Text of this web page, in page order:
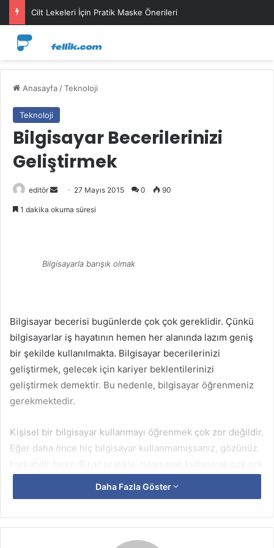
Cilt Lekeleri İçin Pratik Maske Önerileri
Anasayfa /Teknoloji
Teknoloji
Bilgisayar Becerilerinizi
Geliştirmek
editör
Bir
27 Mayıs 2015 0 90
1 dakika okuma süresi
Bilgisayarla barışık olmak
Bilgisayar becerisi bugünlerde çok çok gereklidir. Çünkü
bilgisayarlar iş hayatının hemen her alanında lazım geniş
bir şekilde kullanılmakta. Bilgisayar becerilerinizi
geliştirmek, gelecek için kariyer beklentilerinizi
geliştirmek demektir. Bu nedenle, bilgisayar öğrenmeniz
gerekmektedir.
Kişisel bir bilgisayar kullanmayı öğrenmek çok zor değildir.
Eğer daha önce hiç bilgisayar kullanmamışsanız, gözünüz
onunla uğraşmak ve yaparak öğrenmektir. Öğrenme
Bilgisayar yazılımları genelde belli bir kullanıcı tipi
bulundurularak geliştirilir. Popüler Windows gibi işletim
Daha Fazla Göster